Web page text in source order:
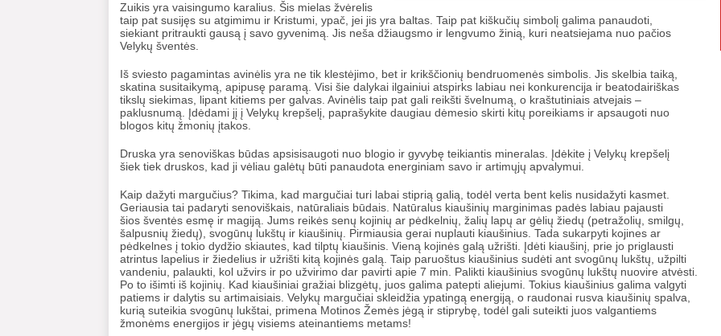
Zuikis yra vaisingumo karalius. Šis mielas žvėrelis
taip pat susijęs su atgimimu ir Kristumi, ypač, jei jis yra baltas. Taip pat kiškučių simbolį galima panaudoti,
siekiant pritraukti gausą į savo gyvenimą. Jis neša džiaugsmo ir lengvumo žinią, kuri neatsiejama nuo pačios
Velykų šventės.
Iš sviesto pagamintas avinėlis yra ne tik klestėjimo, bet ir krikščionių bendruomenės simbolis. Jis skelbia taiką,
skatina susitaikymą, apipusę paramą. Visi šie dalykai ilgainiui atspirks labiau nei konkurencija ir beatodairiškas
tikslų siekimas, lipant kitiems per galvas. Avinėlis taip pat gali reikšti švelnumą, o kraštutiniais atvejais –
paklusnumą. Įdėdami jį į Velykų krepšelį, paprašykite daugiau dėmesio skirti kitų poreikiams ir apsaugoti nuo
blogos kitų žmonių įtakos.
Druska yra senoviškas būdas apsisisaugoti nuo blogio ir gyvybę teikiantis mineralas. Įdėkite į Velykų krepšelį
šiek tiek druskos, kad ji vėliau galėtų būti panaudota energiniam savo ir artimųjų apvalymui.
Kaip dažyti margučius? Tikima, kad margučiai turi labai stiprią galią, todėl verta bent kelis nusidažyti kasmet.
Geriausia tai padaryti senoviškais, natūraliais būdais. Natūralus kiaušinių marginimas padės labiau pajausti
šios šventės esmę ir magiją. Jums reikės senų kojinių ar pėdkelnių, žalių lapų ar gėlių žiedų (petražolių, smilgų,
šalpusnių žiedų), svogūnų lukštų ir kiaušinių. Pirmiausia gerai nuplauti kiaušinius. Tada sukarpyti kojines ar
pėdkelnes į tokio dydžio skiautes, kad tilptų kiaušinis. Vieną kojinės galą užrišti. Įdėti kiaušinį, prie jo priglausti
atrintus lapelius ir žiedelius ir užrišti kitą kojinės galą. Taip paruoštus kiaušinius sudėti ant svogūnų lukštų, užpilti
vandeniu, palaukti, kol užvirs ir po užvirimo dar pavirti apie 7 min. Palikti kiaušinius svogūnų lukštų nuovire atvėsti.
Po to išimti iš kojinių. Kad kiaušiniai gražiai blizgėtų, juos galima patepti aliejumi. Tokius kiaušinius galima valgyti
patiems ir dalytis su artimaisiais. Velykų margučiai skleidžia ypatingą energiją, o raudonai rusva kiaušinių spalva,
kurią suteikia svogūnų lukštai, primena Motinos Žemės jėgą ir stiprybę, todėl gali suteikti juos valgantiems
žmonėms energijos ir jėgų visiems ateinantiems metams!